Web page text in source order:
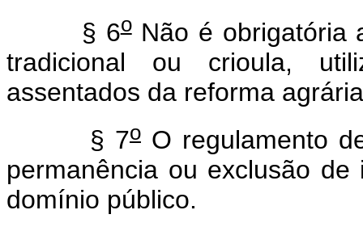
§ 6oNão é obrigatória
tradicional ou crioula,
assentados da reforma
§ 7oO regulamento
permanência ou exclusão
domínio público.